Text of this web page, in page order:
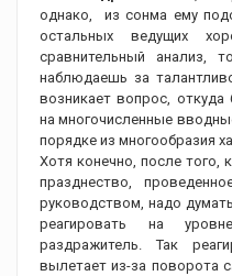
однако, из сонма ему
остальных ведущих
сравнительный анализ,
наблюдаешь за
возникает вопрос, откуда
на многочисленные
порядке из многообразия
Хотя конечно, после того,
празднество,
руководством, надо
реагировать на
раздражитель. Так
вылетает из-за поворота